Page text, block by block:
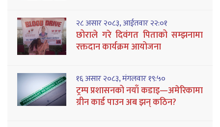
२८ असार २०८३, आईतवार २२:०१
छोराले गरे दिवंगत पिताको सम्झनामा
रक्तदान कार्यक्रम आयोजना
१६ असार २०८३, मंगलवार १९:५०
ट्रम्प प्रशासनको नयाँ कडाइ—अमेरिकामा
ग्रीन कार्ड पाउन अब झन् कठिन?